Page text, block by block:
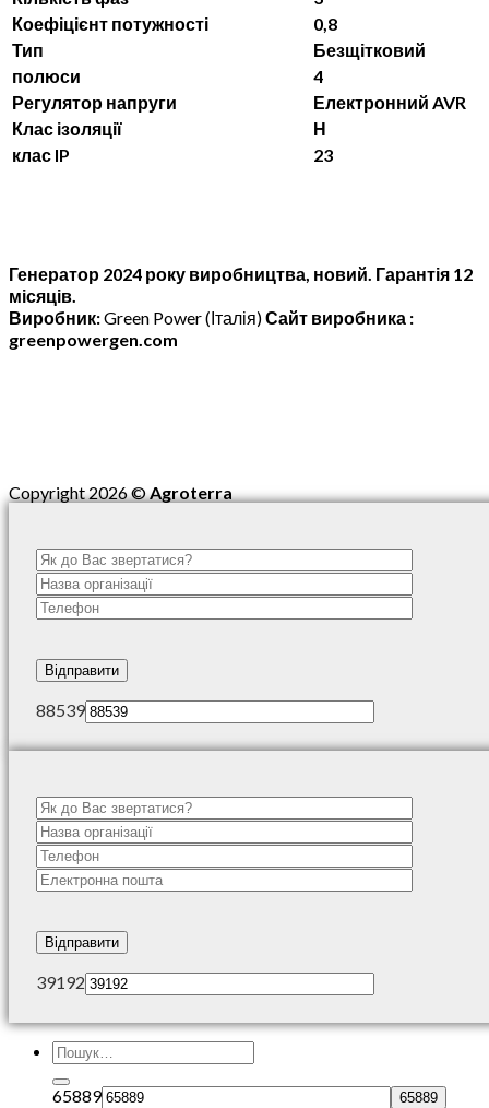
Коефіцієнт потужності
0,8
Тип
Безщітковий
полюси
4
Регулятор напруги
Електронний AVR
Клас ізоляції
Н
клас IP
23
Генератор 2024 року виробництва, новий. Гарантія 12
місяців.
Виробник:Green Power (Італія)Сайт виробника :
greenpowergen.com
Copyright 2026 ©Agroterra
88539
39192
65889